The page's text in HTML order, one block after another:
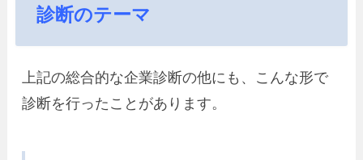
診断のテーマ
上記の総合的な企業診断の他にも、こんな形で
診断を行ったことがあります。